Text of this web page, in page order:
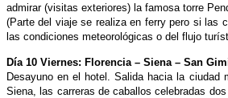
admirar (visitas exteriores) la famosa torre
(Parte del viaje se realiza en ferry pero si las
las condiciones meteorológicas o del flujo
Día 10 Viernes: Florencia – Siena – San
Desayuno en el hotel. Salida hacia la ciudad
Siena, las carreras de caballos celebradas